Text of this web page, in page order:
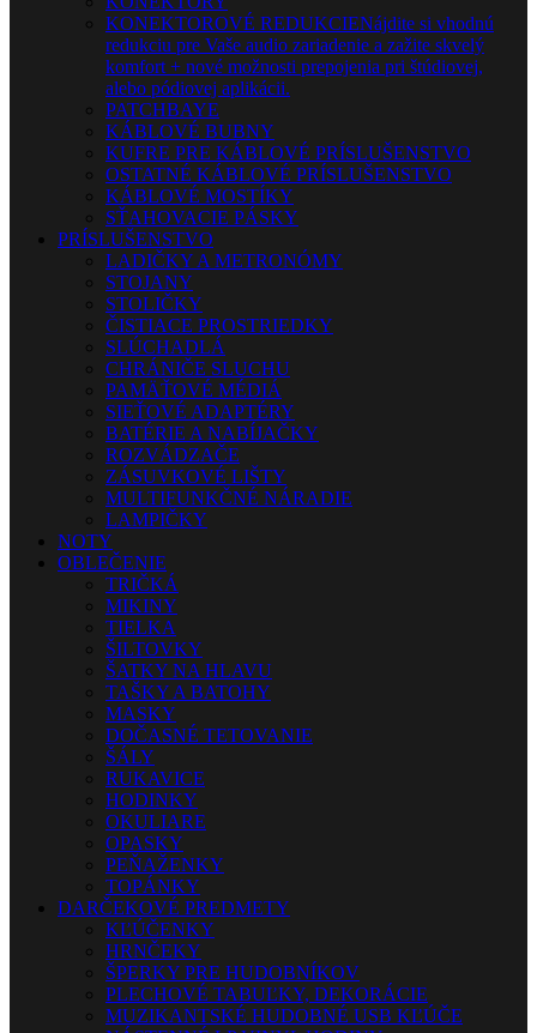
KONEKTOROVÉ REDUKCIENájdite si vhodnú
redukciu pre Vaše audio zariadenie a zažite skvelý
komfort + nové možnosti prepojenia pri štúdiovej,
alebo pódiovej aplikácii.
PATCHBAYE
KÁBLOVÉ BUBNY
KUFRE PRE KÁBLOVÉ PRÍSLUŠENSTVO
OSTATNÉ KÁBLOVÉ PRÍSLUŠENSTVO
KÁBLOVÉ MOSTÍKY
SŤAHOVACIE PÁSKY
PRÍSLUŠENSTVO
LADIČKY A METRONÓMY
STOJANY
STOLIČKY
ČISTIACE PROSTRIEDKY
SLÚCHADLÁ
CHRÁNIČE SLUCHU
PAMÄŤOVÉ MÉDIÁ
SIEŤOVÉ ADAPTÉRY
BATÉRIE A NABÍJAČKY
ROZVÁDZAČE
ZÁSUVKOVÉ LIŠTY
MULTIFUNKČNÉ NÁRADIE
LAMPIČKY
NOTY
OBLEČENIE
TRIČKÁ
MIKINY
TIELKA
ŠILTOVKY
ŠATKY NA HLAVU
TAŠKY A BATOHY
MASKY
DOČASNÉ TETOVANIE
ŠÁLY
RUKAVICE
HODINKY
OKULIARE
OPASKY
PEŇAŽENKY
TOPÁNKY
DARČEKOVÉ PREDMETY
KĽÚČENKY
HRNČEKY
ŠPERKY PRE HUDOBNÍKOV
PLECHOVÉ TABUĽKY, DEKORÁCIE
MUZIKANTSKÉ HUDOBNÉ USB KĽÚČE